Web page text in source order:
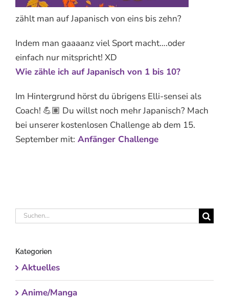
zählt man auf Japanisch von eins bis zehn?
Indem man gaaaanz viel Sport macht….oder
einfach nur mitspricht! XD
Wie zähle ich auf Japanisch von 1 bis 10?
Im Hintergrund hörst du übrigens Elli-sensei als
Coach! 💪🏽 Du willst noch mehr Japanisch? Mach
bei unserer kostenlosen Challenge ab dem 15.
September mit: Anfänger Challenge
Suche
Kategorien
Aktuelles
Anime/Manga